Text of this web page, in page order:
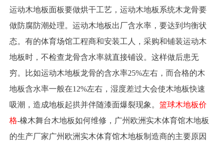
运动木地板面板要做烘干工艺，运动木地板系统木龙骨要
做防腐防潮处理。运动木地板出厂含水率，要达到均衡状
态。有的体育场馆工程商和安装工人，采购和铺装运动木
地板时，不检查龙骨含水率就直接铺设。这样做后患无
穷。比如运动木地板龙骨的含水率25%左右，而合格的木
地板含水率一般在12%左右，湿度差过大会使木地板快速
吸潮，造成地板起拱并伴随漆面爆裂现象。 篮球木地板价
格-橡木舞台木地板如何维修，广州欧洲实木体育馆木地板
的生产厂家广州欧洲实木体育馆木地板制造商的主要原因